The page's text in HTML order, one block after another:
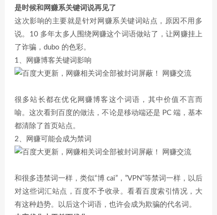
是时候和网赚系关键词说再见了
这次影响的主要就是针对网赚系关键词站点，原因不用多
说。10 多年太多人围绕网赚这个词语做站了，让网赚挂上
了诈骗，dubo 的色彩。
1、网赚博客关键词影响
很多站长都在优化网赚博客这个词语，其中价值不言而
喻。这次看到百度的做法，不论是移动端还是 PC 端，基本
都清除了首页站点。
2、网赚可能会成为禁词
和很多违禁词一样，类似“博 cai”，”VPN”等禁词一样，以后
对这些词汇站点，百度不予收录。看看百度索引情况，大
有这种趋势。以后这个词语，也许会成为欺骗的代名词。